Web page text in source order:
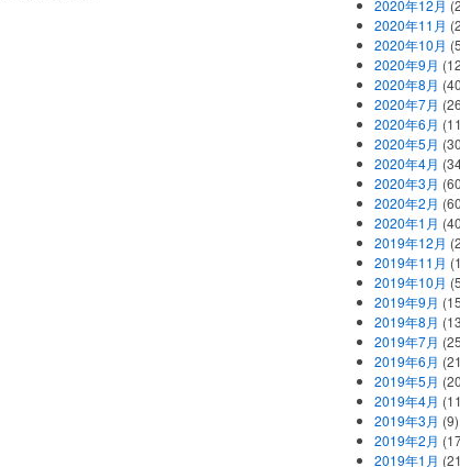
2020年12月
2020年11月
2020年10月
2020年9月
2020年8月
2020年7月
2020年6月
2020年5月
2020年4月
2020年3月
2020年2月
2020年1月
2019年12月
2019年11月
2019年10月
2019年9月
2019年8月
2019年7月
2019年6月
2019年5月
2019年4月
2019年3月 (9)
2019年2月
2019年1月